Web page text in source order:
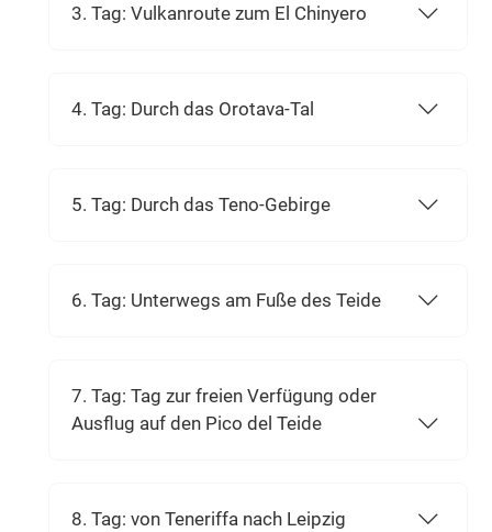
3. Tag: Vulkanroute zum El Chinyero
4. Tag: Durch das Orotava-Tal
5. Tag: Durch das Teno-Gebirge
6. Tag: Unterwegs am Fuße des Teide
7. Tag: Tag zur freien Verfügung oder
Ausflug auf den Pico del Teide
8. Tag: von Teneriffa nach Leipzig